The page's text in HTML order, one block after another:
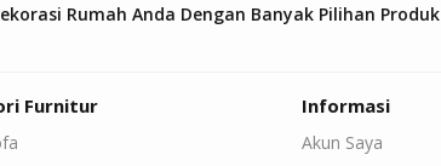
Rumah Anda Dengan Banyak Pilihan Produk
Furnitur Informasi
Akun Saya